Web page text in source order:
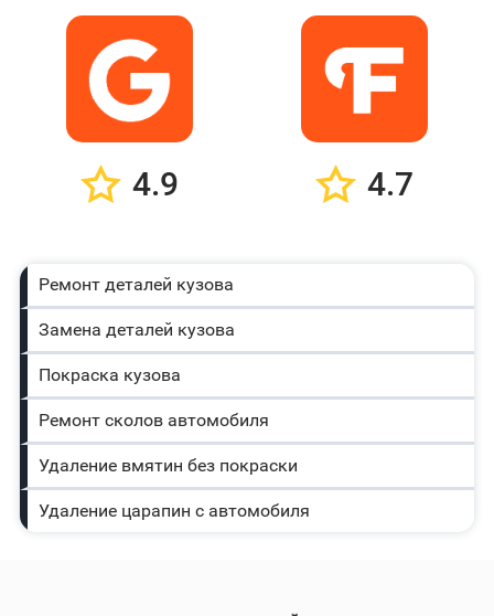
4.9 4.7
Ремонт деталей кузова
Замена деталей кузова
Покраска кузова
Ремонт сколов автомобиля
Удаление вмятин без покраски
Удаление царапин с автомобиля